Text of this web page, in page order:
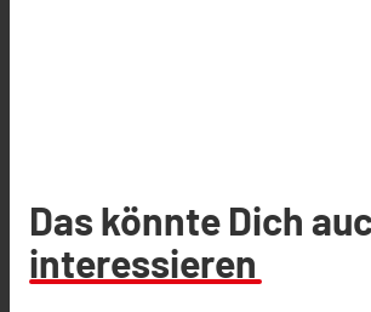
Das könnte Dich
interessieren